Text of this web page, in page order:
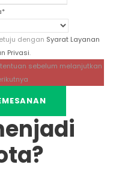
*
dengan Syarat Layanan
Privasi.
sebelum melanjutkan